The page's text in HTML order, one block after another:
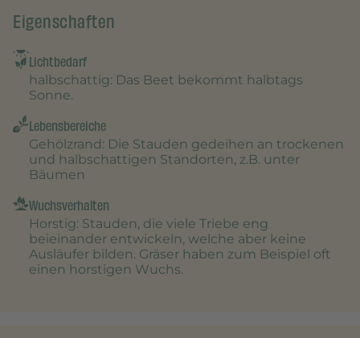
Eigenschaften
Lichtbedarf
halbschattig: Das Beet bekommt halbtags
Sonne.
Lebensbereiche
Gehölzrand: Die Stauden gedeihen an trockenen
und halbschattigen Standorten, z.B. unter
Bäumen
Wuchsverhalten
Horstig: Stauden, die viele Triebe eng
beieinander entwickeln, welche aber keine
Ausläufer bilden. Gräser haben zum Beispiel oft
einen horstigen Wuchs.